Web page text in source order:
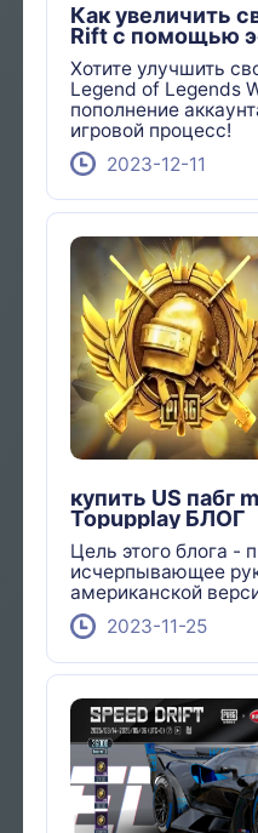
Как увеличить
Rift с помощью
пополнения?
Хотите улучшить
Legend of Legends
пополнение
игровой процесс!
2023-12-11
купить US пабг
Topupplay БЛОГ
Цель этого блога -
исчерпывающее
американской
2023-11-25